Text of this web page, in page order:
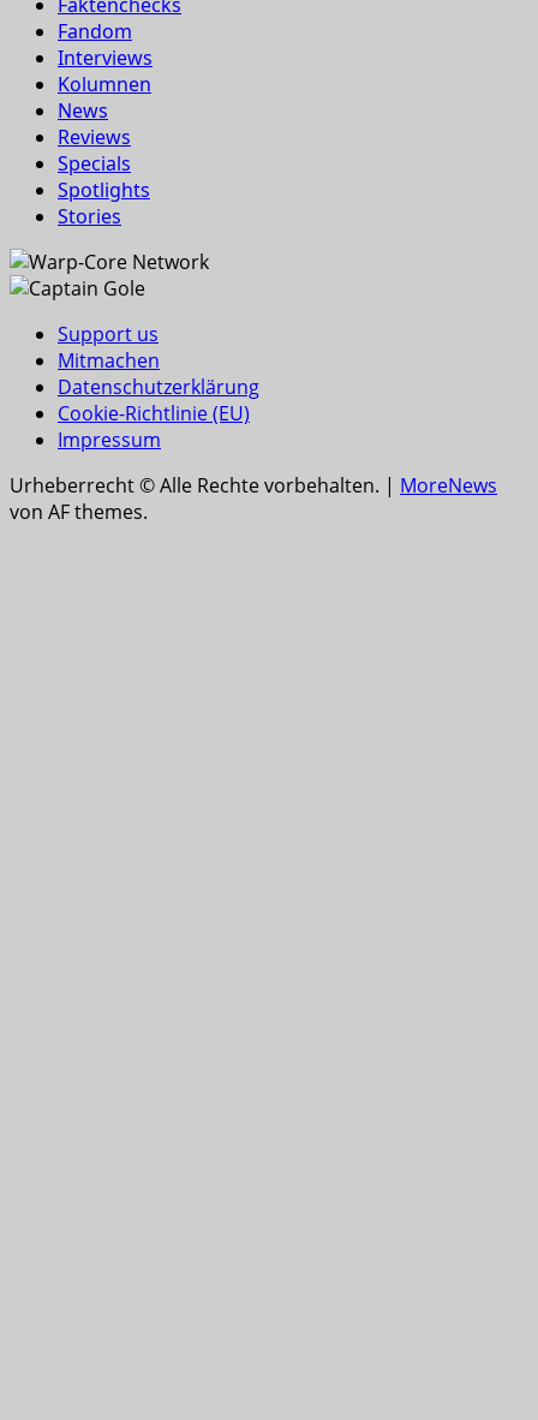
Faktenchecks
Fandom
Interviews
Kolumnen
News
Reviews
Specials
Spotlights
Stories
Support us
Mitmachen
Datenschutzerklärung
Cookie-Richtlinie (EU)
Impressum
Urheberrecht © Alle Rechte vorbehalten. | MoreNews
von AF themes.